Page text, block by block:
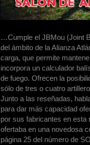
…Cumple el JBMou (Joint
del ámbito de la Alianza
carga, que permite
incorpora un calculador
de fuego. Ofrecen la
sólo de tres o cuatro
Junto a las reseñadas,
para dar más capacidad
por sus fabricantes en esta
ofertaba en una novedosa
página 25 del número de